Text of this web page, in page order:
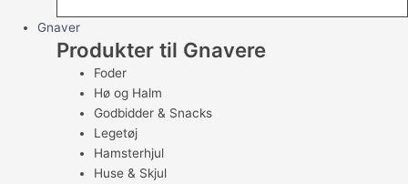
Gnaver
Produkter til Gnavere
Foder
Hø og Halm
Godbidder & Snacks
Legetøj
Hamsterhjul
Huse & Skjul